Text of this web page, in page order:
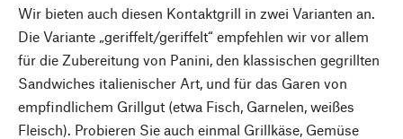
Wir bieten auch diesen Kontaktgrill in zwei Varianten an.
Die Variante „geriffelt/geriffelt“ empfehlen wir vor allem
für die Zubereitung von Panini, den klassischen gegrillten
Sandwiches italienischer Art, und für das Garen von
empfindlichem Grillgut (etwa Fisch, Garnelen, weißes
Fleisch). Probieren Sie auch einmal Grillkäse, Gemüse